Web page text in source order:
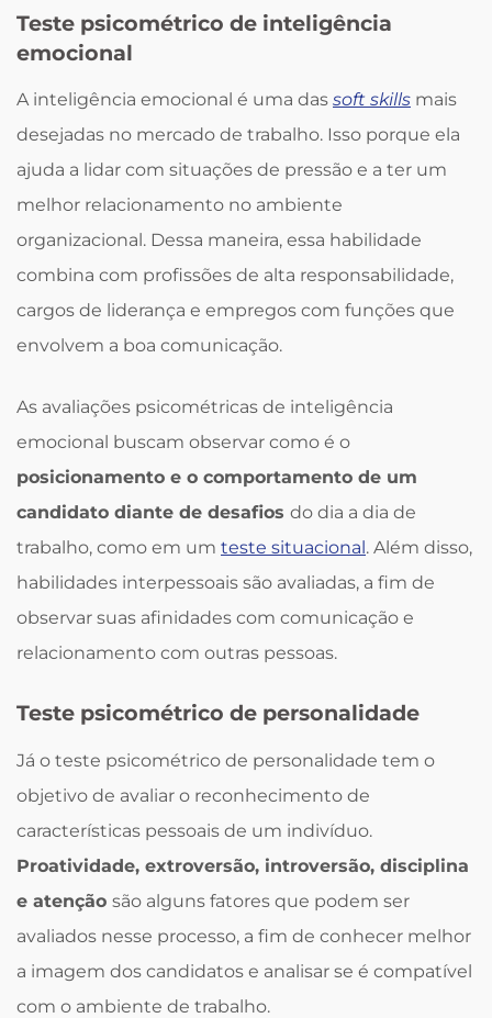
Teste psicométrico de inteligência
emocional
A inteligência emocional é uma das soft skills mais
desejadas no mercado de trabalho. Isso porque ela
ajuda a lidar com situações de pressão e a ter um
melhor relacionamento no ambiente
organizacional. Dessa maneira, essa habilidade
combina com profissões de alta responsabilidade,
cargos de liderança e empregos com funções que
envolvem a boa comunicação.
As avaliações psicométricas de inteligência
emocional buscam observar como é o
posicionamento e o comportamento de um
candidato diante de desafios do dia a dia de
trabalho, como em um teste situacional . Além disso,
habilidades interpessoais são avaliadas, a fim de
observar suas afinidades com comunicação e
relacionamento com outras pessoas.
Teste psicométrico de personalidade
Já o teste psicométrico de personalidade tem o
objetivo de avaliar o reconhecimento de
características pessoais de um indivíduo.
Proatividade, extroversão, introversão, disciplina
e atenção são alguns fatores que podem ser
avaliados nesse processo, a fim de conhecer melhor
a imagem dos candidatos e analisar se é compatível
com o ambiente de trabalho.